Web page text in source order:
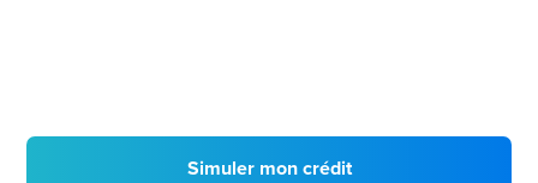
Simuler mon crédit